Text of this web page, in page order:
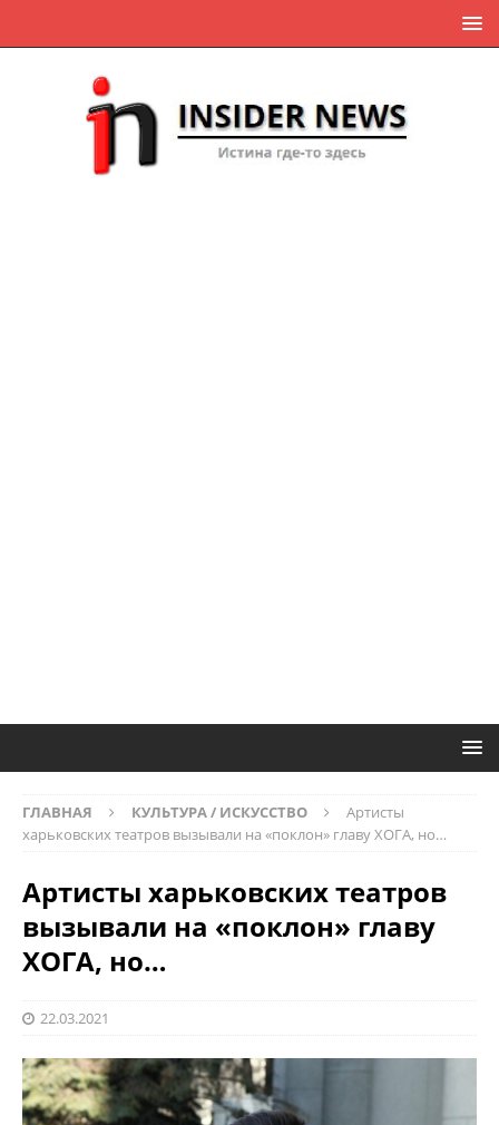
ГЛАВНАЯ КУЛЬТУРА / ИСКУССТВО
Артисты
харьковских театров вызывали на «поклон» главу ХОГА, но…
Артисты харьковских театров
вызывали на «поклон» главу
ХОГА, но…
22.03.2021